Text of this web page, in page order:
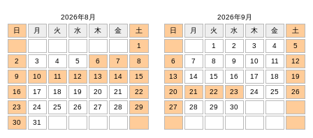
2026年8月
日
月 火 水 木 金
土
1
2
3 4 5 6 7
8
9
10 11 12 13 14
15
16
17 18 19 20 21
22
23
24 25 26 27 28
29
30
31
2026年9月
日
月 火 水 木 金
土
1
2 3 4
5
6
7 8 9 10 11
12
13
14 15 16 17 18
19
20
21 22 23 24 25
26
27
28 29 30